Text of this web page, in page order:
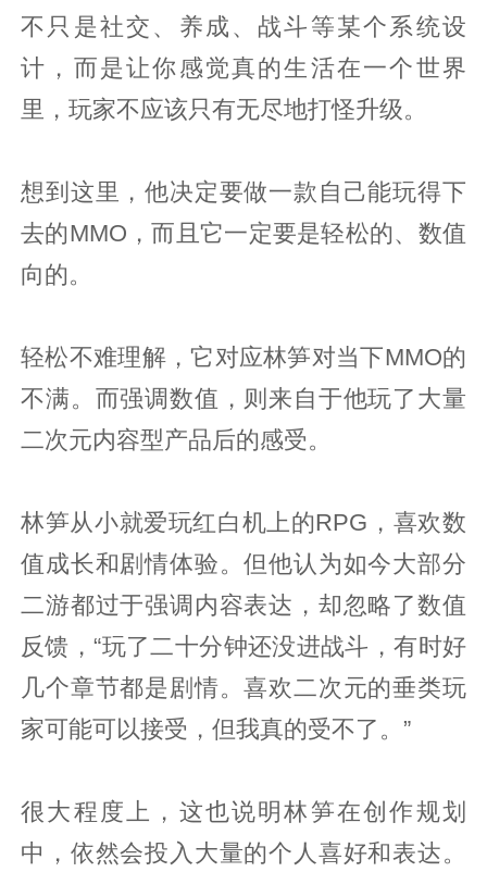
不只是社交、养成、战斗等某个系统设
计，而是让你感觉真的生活在一个世界
里，玩家不应该只有无尽地打怪升级。
想到这里，他决定要做一款自己能玩得下
去的MMO，而且它一定要是轻松的、数值
向的。
轻松不难理解，它对应林笋对当下MMO的
不满。而强调数值，则来自于他玩了大量
二次元内容型产品后的感受。
林笋从小就爱玩红白机上的RPG，喜欢数
值成长和剧情体验。但他认为如今大部分
二游都过于强调内容表达，却忽略了数值
反馈，“玩了二十分钟还没进战斗，有时好
几个章节都是剧情。喜欢二次元的垂类玩
家可能可以接受，但我真的受不了。”
很大程度上，这也说明林笋在创作规划
中，依然会投入大量的个人喜好和表达。